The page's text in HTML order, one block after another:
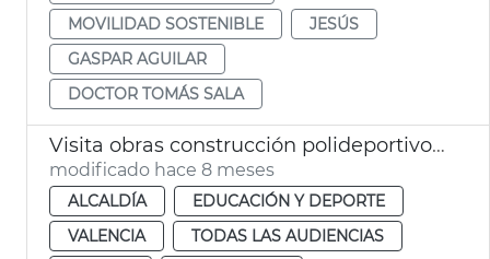
MOVILIDAD SOSTENIBLE
JESÚS
GASPAR AGUILAR
DOCTOR TOMÁS SALA
Visita obras construcción polideportivo Sant Isidre
modificado hace 8 meses
ALCALDÍA
EDUCACIÓN Y DEPORTE
VALENCIA
TODAS LAS AUDIENCIAS